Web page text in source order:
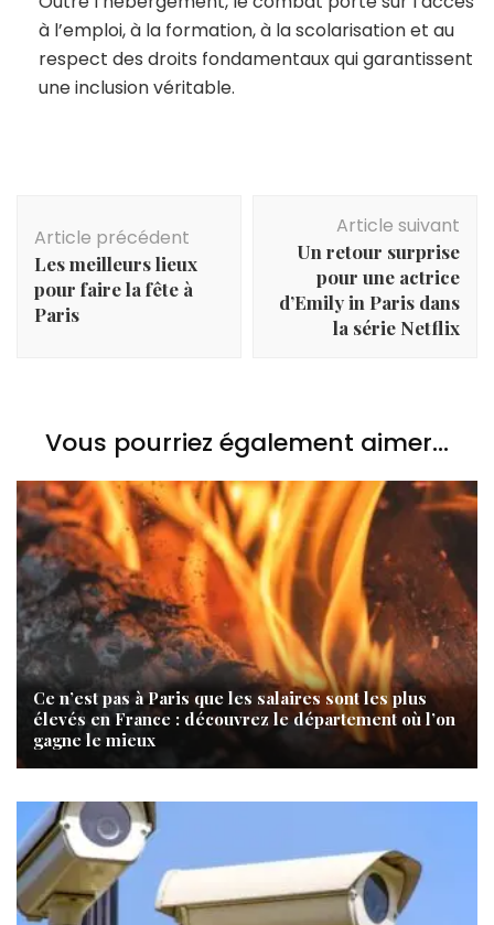
à l’emploi, à la formation, à la scolarisation et au
respect des droits fondamentaux qui garantissent
une inclusion véritable.
d'article
Article précédent
Les meilleurs lieux
pour faire la fête à
Paris
Article suivant
Un retour surprise
pour une actrice
d’Emily in Paris dans
la série Netflix
Vous pourriez également aimer...
Ce n’est pas à Paris que les salaires sont les plus
élevés en France : découvrez le département où l’on
gagne le mieux